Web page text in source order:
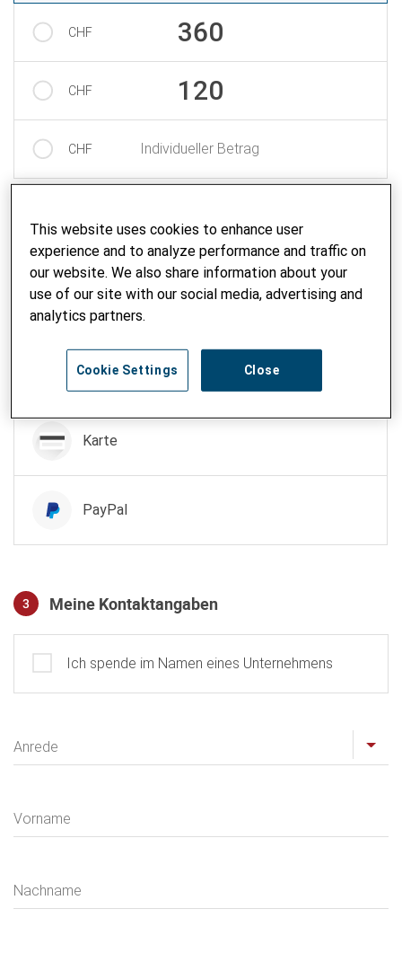
CHF 360
CHF 120
CHF Individueller Betrag
Wie möchten Sie bezahlen?
Zahlungsmittel wählen
QR-Rechnung
TWINT
Karte
PayPal
3 Meine Kontaktangaben
Ich spende im Namen eines Unternehmens
Anrede
Vorname
Nachname
This website uses cookies to enhance user
experience and to analyze performance and traffic on
our website. We also share information about your
use of our site with our social media, advertising and
analytics partners.
Close
Cookie Settings